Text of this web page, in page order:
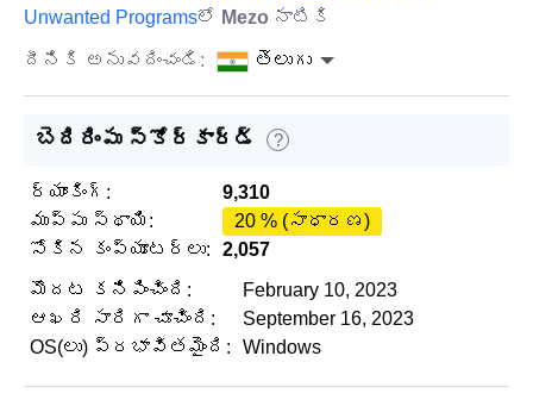
Unwanted Programsలో Mezo నాటికి
దీనికి అనువదించండి: తెలుగు
బెదిరింపు స్కోర్‌కార్డ్ ?
ర్యాంకింగ్:
9,310
ముప్పు స్థాయి:
20 % (సాధారణ)
సోకిన కంప్యూటర్లు:
2,057
మొదట కనిపించింది:
February 10, 2023
ఆఖరి సారిగా చూచింది:
September 16, 2023
OS(లు) ప్రభావితమైంది:
Windows